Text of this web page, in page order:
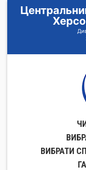
ВИБРАТИ